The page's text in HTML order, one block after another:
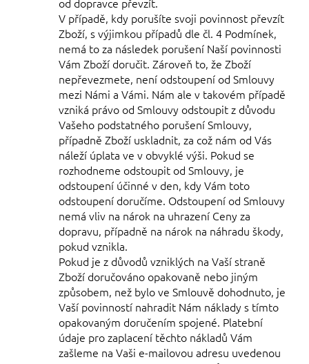
V případě, kdy porušíte svoji povinnost převzít
Zboží, s výjimkou případů dle čl. 4 Podmínek,
nemá to za následek porušení Naší povinnosti
Vám Zboží doručit. Zároveň to, že Zboží
nepřevezmete, není odstoupení od Smlouvy
mezi Námi a Vámi. Nám ale v takovém případě
vzniká právo od Smlouvy odstoupit z důvodu
Vašeho podstatného porušení Smlouvy,
případně Zboží uskladnit, za což nám od Vás
náleží úplata ve v obvyklé výši. Pokud se
rozhodneme odstoupit od Smlouvy, je
odstoupení účinné v den, kdy Vám toto
odstoupení doručíme. Odstoupení od Smlouvy
nemá vliv na nárok na uhrazení Ceny za
dopravu, případně na nárok na náhradu škody,
pokud vznikla.
Pokud je z důvodů vzniklých na Vaší straně
Zboží doručováno opakovaně nebo jiným
způsobem, než bylo ve Smlouvě dohodnuto, je
Vaší povinností nahradit Nám náklady s tímto
opakovaným doručením spojené. Platební
údaje pro zaplacení těchto nákladů Vám
zašleme na Vaši e-mailovou adresu uvedenou